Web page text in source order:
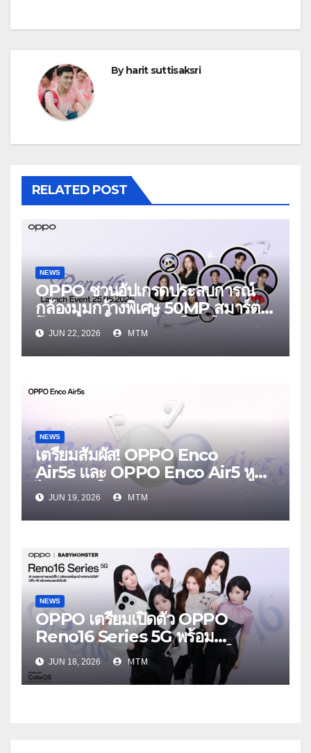
Byharit suttisaksri
RELATED POST
NEWS
OPPO ชวนอัปเกรดประสบการณ์
กล้องมุมกว้างพิเศษ 50MP สมาร์ต
โฟนเพื่อนซี้ เทรนดี้ทุกช็อต ใน
งาน OPPO Reno16 Series 5G
Launch Event 25 มิถุนายนนี้
JUN 22, 2026 MTM
NEWS
เตรียมสัมผัส! OPPO Enco
Air5s และ OPPO Enco Air5 หูฟัง
ไร้สายรุ่นใหม่ล่าสุด มาพร้อมระบบ
ตัดเสียงรบกวน เบาสบายเหมือนไม่ได้
ใส่
JUN 19, 2026 MTM
NEWS
OPPO เตรียมเปิดตัว OPPO
Reno16 Series 5G พร้อม
ประกาศ BABYMONSTER ใน
ฐานะ Reno Girls ชวนสัมผัส
ประสบการณ์ถ่ายภาพมุมกว้างพิเศษที่
JUN 18, 2026 MTM